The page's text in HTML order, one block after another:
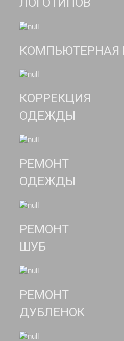
КОРРЕКЦИЯ
ОДЕЖДЫ
РЕМОНТ
ОДЕЖДЫ
РЕМОНТ
ШУБ
РЕМОНТ
ДУБЛЕНОК